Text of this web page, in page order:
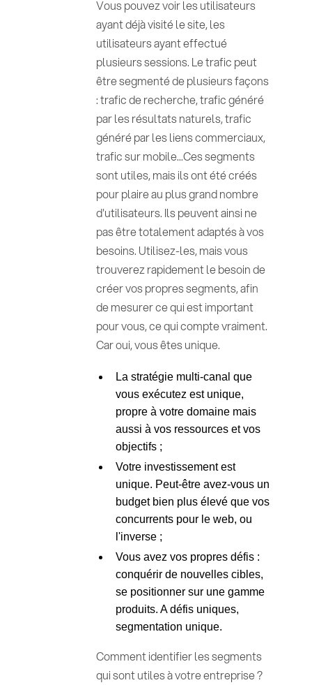
Vous pouvez voir les utilisateurs
ayant déjà visité le site, les
utilisateurs ayant effectué
plusieurs sessions. Le trafic peut
être segmenté de plusieurs façons
: trafic de recherche, trafic généré
par les résultats naturels, trafic
généré par les liens commerciaux,
trafic sur mobile...Ces segments
sont utiles, mais ils ont été créés
pour plaire au plus grand nombre
d'utilisateurs. Ils peuvent ainsi ne
pas être totalement adaptés à vos
besoins. Utilisez-les, mais vous
trouverez rapidement le besoin de
créer vos propres segments, afin
de mesurer ce qui est important
pour vous, ce qui compte vraiment.
Car oui, vous êtes unique.
La stratégie multi-canal que
vous exécutez est unique,
propre à votre domaine mais
aussi à vos ressources et vos
objectifs ;
Votre investissement est
unique. Peut-être avez-vous un
budget bien plus élevé que vos
concurrents pour le web, ou
l'inverse ;
Vous avez vos propres défis :
conquérir de nouvelles cibles,
se positionner sur une gamme
produits. A défis uniques,
segmentation unique.
Comment identifier les segments
qui sont utiles à votre entreprise ?